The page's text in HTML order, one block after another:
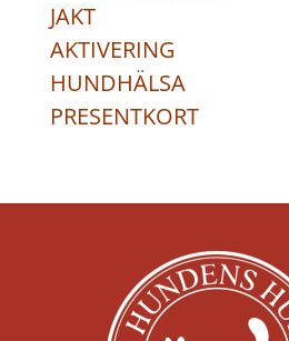
JAKT
AKTIVERING
HUNDHÄLSA
PRESENTKORT